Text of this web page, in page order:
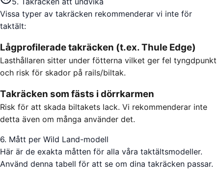
Vissa typer av takräcken rekommenderar vi inte för
taktält:
Lågprofilerade takräcken (t.ex. Thule Edge)
Lasthållaren sitter under fötterna vilket ger fel tyngdpunkt
och risk för skador på rails/biltak.
Takräcken som fästs i dörrkarmen
Risk för att skada biltakets lack. Vi rekommenderar inte
detta även om många använder det.
6. Mått per Wild Land-modell
Här är de exakta måtten för alla våra taktältsmodeller.
Använd denna tabell för att se om dina takräcken passar.